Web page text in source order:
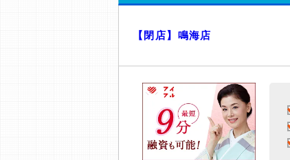
【閉店】鳴海店